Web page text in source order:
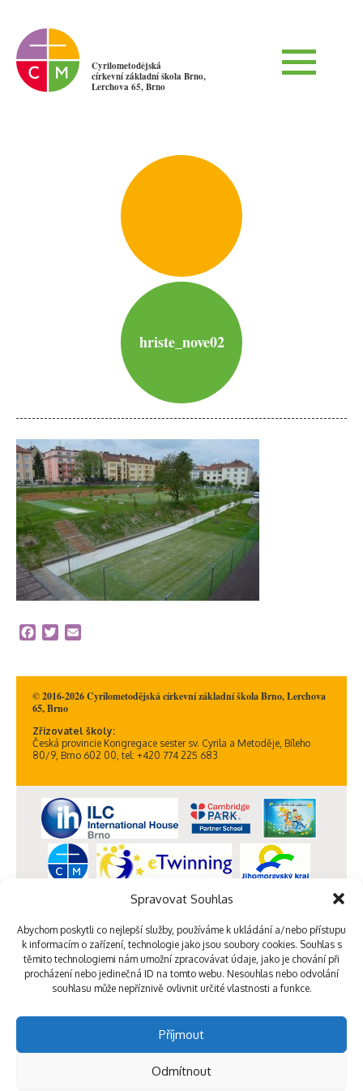
Spravovat Souhlas
Abychom poskytli co nejlepší služby, používáme k ukládání a/nebo přístupu
k informacím o zařízení, technologie jako jsou soubory cookies. Souhlas s
těmito technologiemi nám umožní zpracovávat údaje, jako je chování při
procházení nebo jedinečná ID na tomto webu. Nesouhlas nebo odvolání
souhlasu může nepříznivě ovlivnit určité vlastnosti a funkce.
Příjmout
Odmítnout
Cyrilometodějská
církevní základní škola Brno,
Lerchova 65, Brno
hriste_nove02
Facebook
Twitter
© 2016-2026 Cyrilometodějská církevní základní škola Brno, Lerchova
65, Brno
Zřizovatel školy:
Česká provincie Kongregace sester sv. Cyrila a Metoděje, Bíleho
80/9, Brno 602 00, tel: +420 774 225 683